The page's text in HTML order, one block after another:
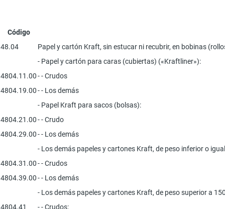
Código
48.04
Papel y cartón Kraft, sin estucar ni recubrir, en bobinas
- Papel y cartón para caras (cubiertas) («Kraftliner»):
4804.11.00- - Crudos
4804.19.00- - Los demás
- Papel Kraft para sacos (bolsas):
4804.21.00- - Crudo
4804.29.00- - Los demás
- Los demás papeles y cartones Kraft, de peso inferior o
4804.31.00- - Crudos
4804.39.00- - Los demás
- Los demás papeles y cartones Kraft, de peso superior a
4804.41
- - Crudos: